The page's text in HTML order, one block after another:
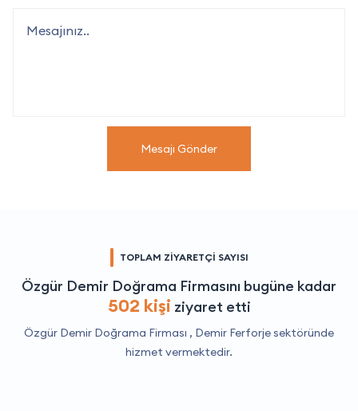
Mesajı Gönder
TOPLAM ZİYARETÇİ SAYISI
Özgür Demir Doğrama Firmasını bugüne kadar
502 kişi ziyaret etti
Özgür Demir Doğrama Firması , Demir Ferforjesektöründe
hizmet vermektedir.